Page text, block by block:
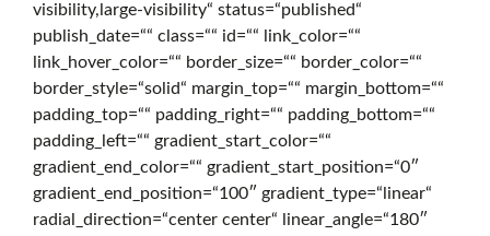
n
visibility,large-visibility“ status=“published“
publish_date=““ class=““ id=““ link_color=““
link_hover_color=““ border_size=““ border_color=““
border_style=“solid“ margin_top=““ margin_bottom=““
padding_top=““ padding_right=““ padding_bottom=““
padding_left=““ gradient_start_color=““
gradient_end_color=““ gradient_start_position=“0″
gradient_end_position=“100″ gradient_type=“linear“
radial_direction=“center center“ linear_angle=“180″